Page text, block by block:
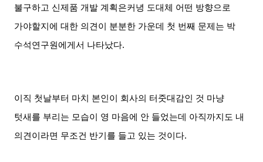
불구하고 신제품 개발 계획은커녕 도대체 어떤 방향으로
가야할지에 대한 의견이 분분한 가운데 첫 번째 문제는 박
수석연구원에게서 나타났다.
이직 첫날부터 마치 본인이 회사의 터줏대감인 것 마냥
텃새를 부리는 모습이 영 마음에 안 들었는데 아직까지도 내
의견이라면 무조건 반기를 들고 있는 것이다.